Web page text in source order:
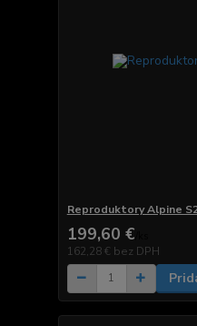
Reproduktory Alpine
199,60 €
162,28 € bez DPH